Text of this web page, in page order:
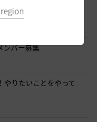
ンバー募集
りたいことをやって